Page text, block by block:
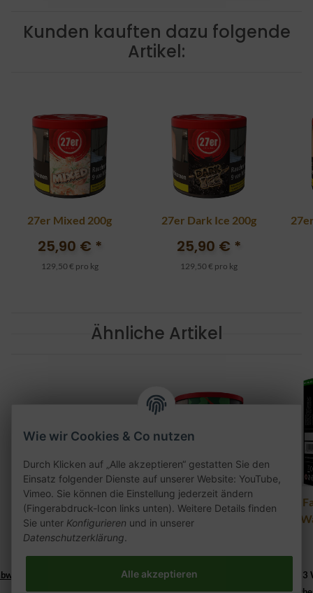
Kunden kauften dazu folgende
Artikel:
27er Mixed 200g
25,90 € *
129,50 € pro kg
27er Dark Ice 200g
25,90 € *
129,50 € pro kg
Ähnliche Artikel
Elfbar Mate 500 Pod
2er Pack - Cherry Ice
9,90 €*
((%s - Ausland abweichend))
Argileh Chapo Mal
Al
-
2 -
Wie wir Cookies & Co nutzen
Durch Klicken auf „Alle akzeptieren“ gestatten Sie den
Einsatz folgender Dienste auf unserer Website: YouTube,
Vimeo. Sie können die Einstellung jederzeit ändern
(Fingerabdruck-Icon links unten). Weitere Details finden
Sie unter Konfigurieren und in unserer
Datenschutzerklärung.
Alle akzeptieren